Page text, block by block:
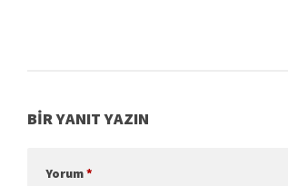
BIR YANIT YAZIN
Yorum*